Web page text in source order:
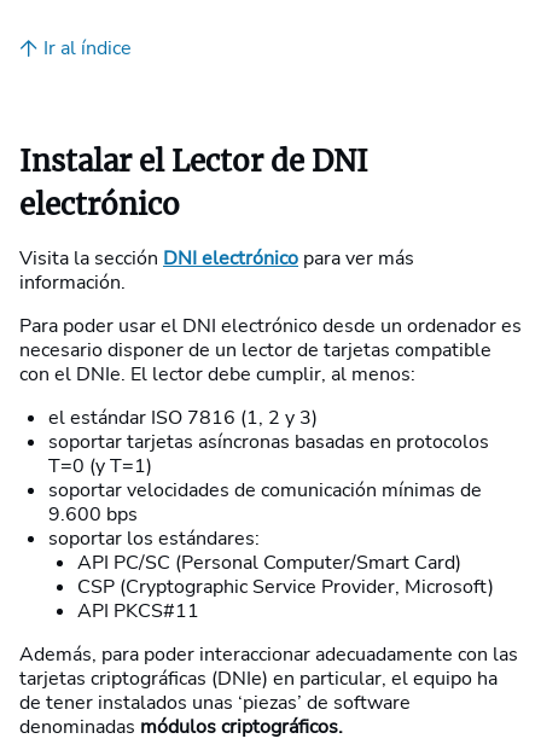
Ir al índice
Instalar el Lector de DNI
electrónico
Visita la sección DNI electrónico para ver más
información.
Para poder usar el DNI electrónico desde un ordenador es
necesario disponer de un lector de tarjetas compatible
con el DNIe. El lector debe cumplir, al menos:
el estándar ISO 7816 (1, 2 y 3)
soportar tarjetas asíncronas basadas en protocolos
T=0 (y T=1)
soportar velocidades de comunicación mínimas de
9.600 bps
soportar los estándares:
API PC/SC (Personal Computer/Smart Card)
CSP (Cryptographic Service Provider, Microsoft)
API PKCS#11
Además, para poder interaccionar adecuadamente con las
tarjetas criptográficas (DNIe) en particular, el equipo ha
de tener instalados unas ‘piezas’ de software
denominadas módulos criptográficos.